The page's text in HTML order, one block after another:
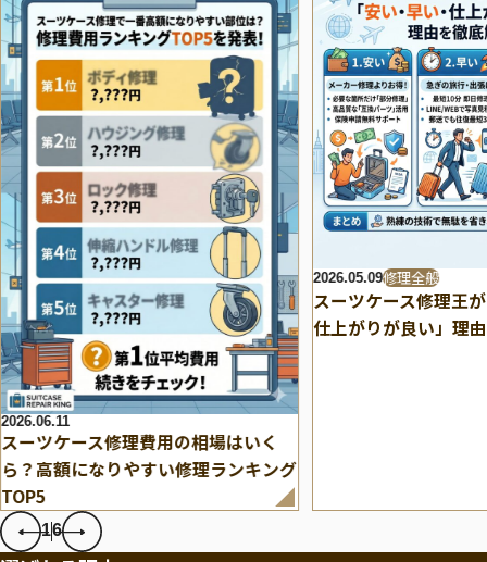
2026.06.11
スーツケース修理費用の相場はいく
ら？高額になりやすい修理ランキング
TOP5
2026.05.09修理全般
スーツケース修理王
仕上がりが良い」理
16